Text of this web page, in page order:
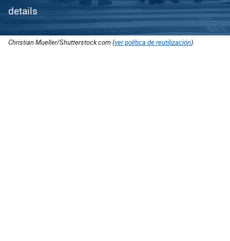
details
Christian Mueller/Shutterstock.com (ver política de reutilización).